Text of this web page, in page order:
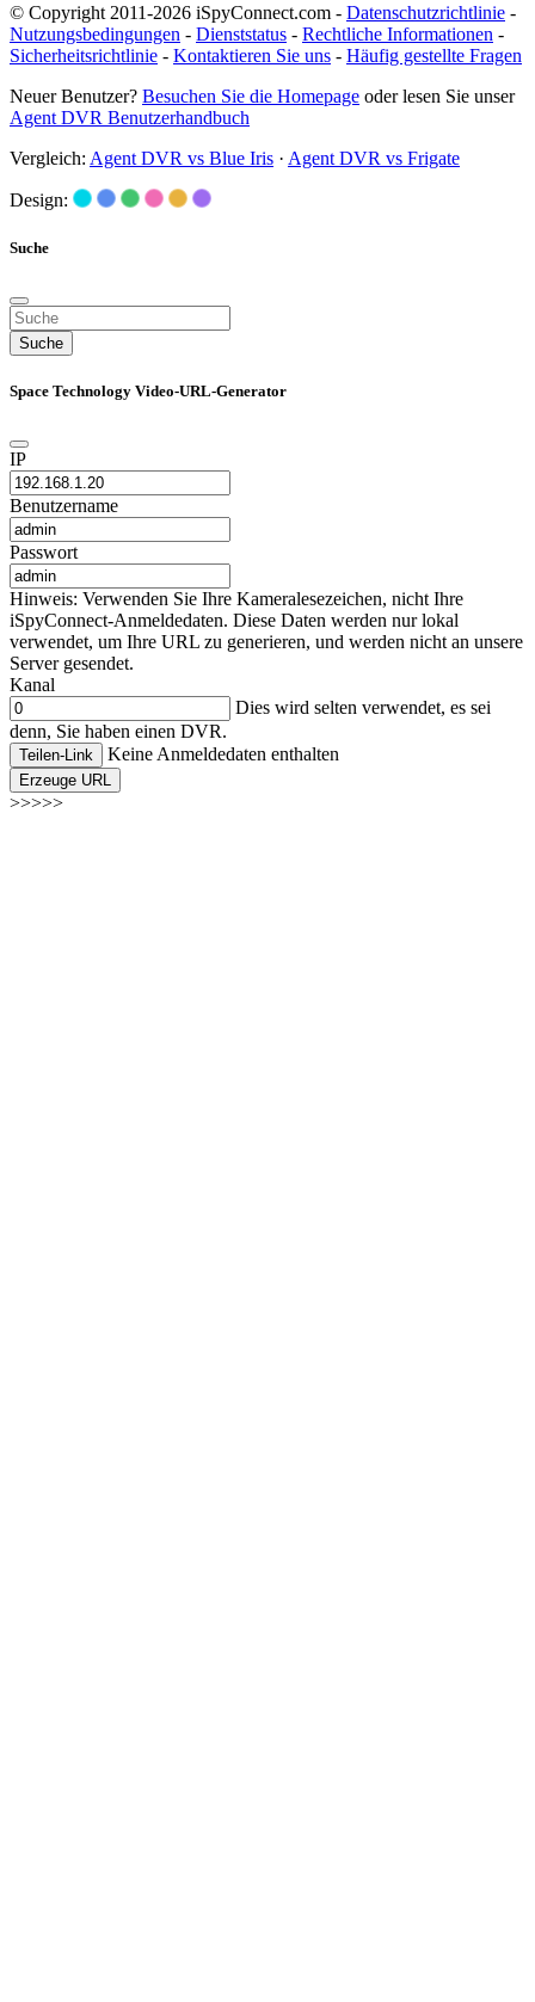
© Copyright 2011-2026 iSpyConnect.com - Datenschutzrichtlinie -
Nutzungsbedingungen - Dienststatus - Rechtliche Informationen -
Sicherheitsrichtlinie - Kontaktieren Sie uns - Häufig gestellte Fragen
Neuer Benutzer? Besuchen Sie die Homepage oder lesen Sie unser
Agent DVR Benutzerhandbuch
Vergleich: Agent DVR vs Blue Iris · Agent DVR vs Frigate
Design:
Suche
Suche
Space Technology Video-URL-Generator
IP
Benutzername
Passwort
Hinweis: Verwenden Sie Ihre Kameralesezeichen, nicht Ihre
iSpyConnect-Anmeldedaten. Diese Daten werden nur lokal
verwendet, um Ihre URL zu generieren, und werden nicht an unsere
Server gesendet.
Kanal
Dies wird selten verwendet, es sei
denn, Sie haben einen DVR.
Teilen-Link Keine Anmeldedaten enthalten
Erzeuge URL
>>>>>